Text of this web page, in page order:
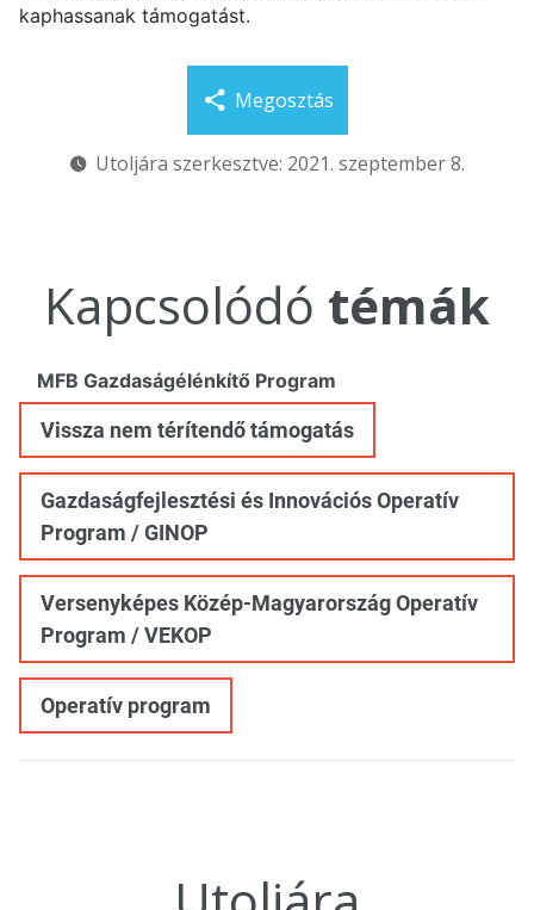
kaphassanak támogatást.
Megosztás
Utoljára szerkesztve: 2021. szeptember 8.
Kapcsolódó témák
MFB Gazdaságélénkítő Program
Vissza nem térítendő támogatás
Gazdaságfejlesztési és Innovációs Operatív
Program / GINOP
Versenyképes Közép-Magyarország Operatív
Program / VEKOP
Operatív program